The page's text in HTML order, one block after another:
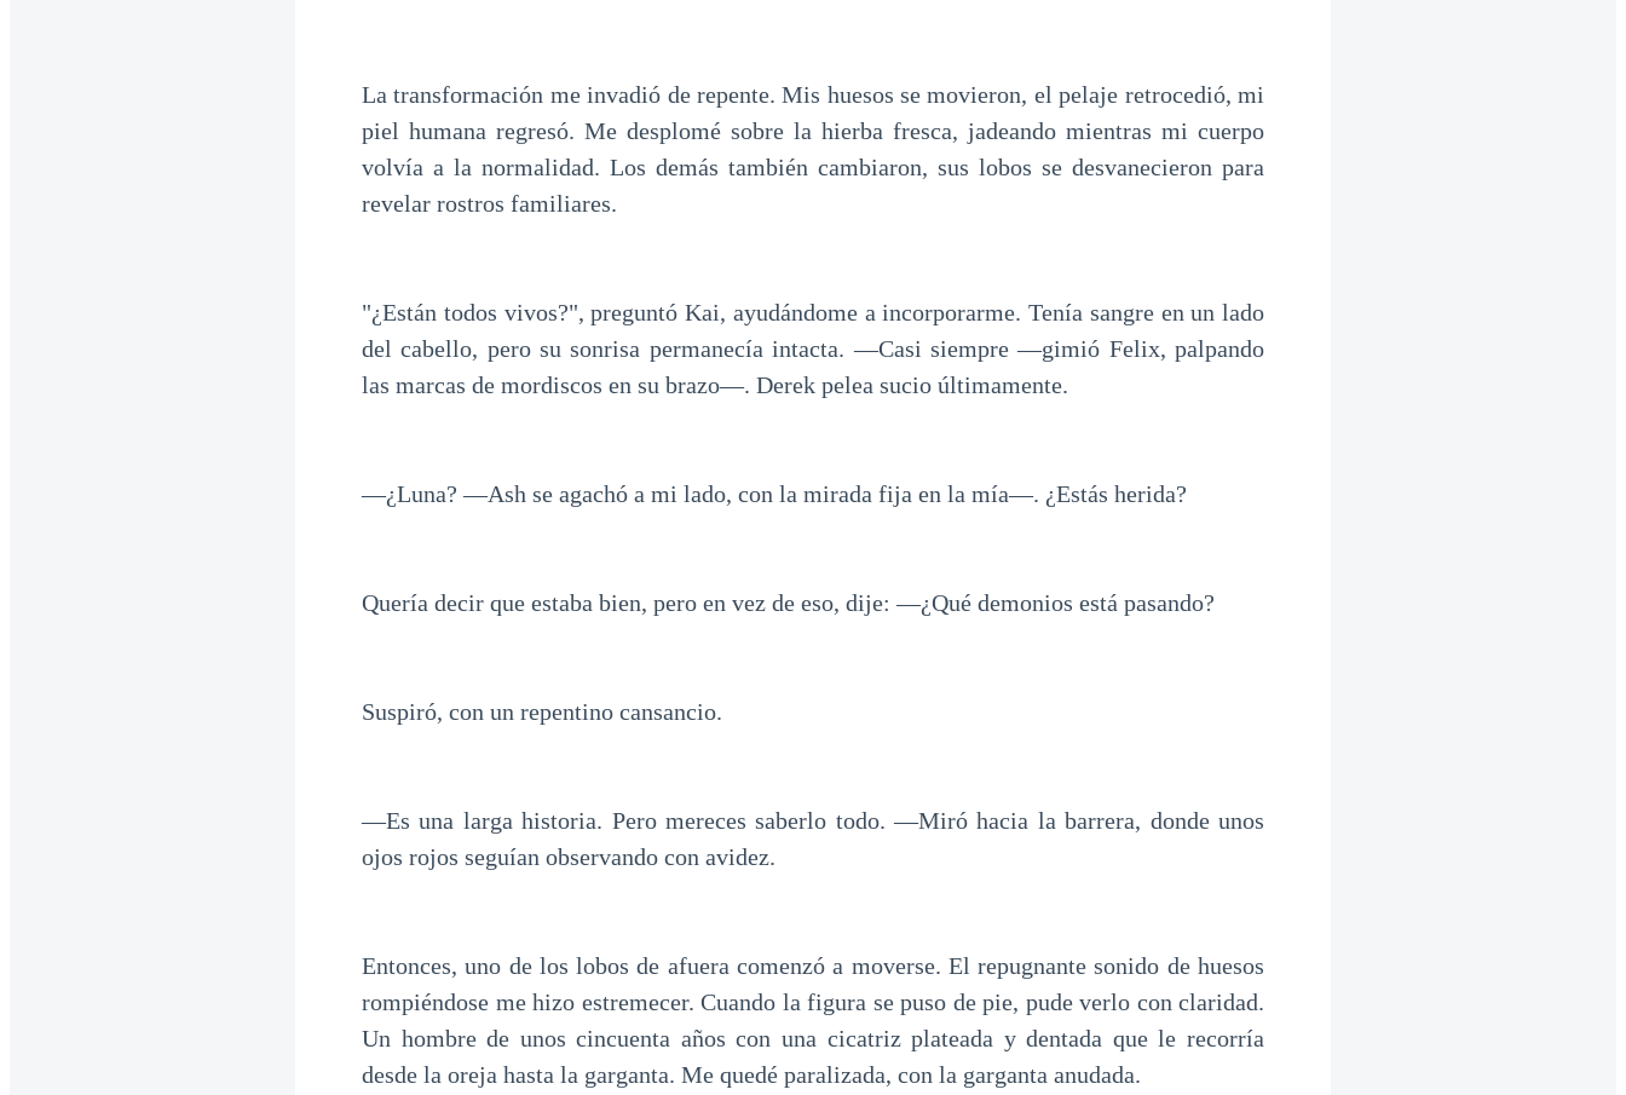
La transformación me invadió de repente. Mis huesos se movieron, el pelaje retrocedió, mi
piel humana regresó. Me desplomé sobre la hierba fresca, jadeando mientras mi cuerpo
volvía a la normalidad. Los demás también cambiaron, sus lobos se desvanecieron para
revelar rostros familiares.
"¿Están todos vivos?", preguntó Kai, ayudándome a incorporarme. Tenía sangre en un lado
del cabello, pero su sonrisa permanecía intacta. —Casi siempre —gimió Felix, palpando
las marcas de mordiscos en su brazo—. Derek pelea sucio últimamente.
—¿Luna? —Ash se agachó a mi lado, con la mirada fija en la mía—. ¿Estás herida?
Quería decir que estaba bien, pero en vez de eso, dije: —¿Qué demonios está pasando?
Suspiró, con un repentino cansancio.
—Es una larga historia. Pero mereces saberlo todo. —Miró hacia la barrera, donde unos
ojos rojos seguían observando con avidez.
Entonces, uno de los lobos de afuera comenzó a moverse. El repugnante sonido de huesos
rompiéndose me hizo estremecer. Cuando la figura se puso de pie, pude verlo con claridad.
Un hombre de unos cincuenta años con una cicatriz plateada y dentada que le recorría
desde la oreja hasta la garganta. Me quedé paralizada, con la garganta anudada.